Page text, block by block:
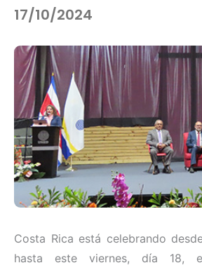
17/10/2024
Costa Rica está celebrando
hasta este viernes, día 18,